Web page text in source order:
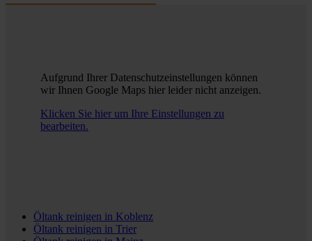
Aufgrund Ihrer Datenschutzeinstellungen können
wir Ihnen Google Maps hier leider nicht anzeigen.
Klicken Sie hier um Ihre Einstellungen zu
bearbeiten.
Öltank reinigen in Koblenz
Öltank reinigen in Trier